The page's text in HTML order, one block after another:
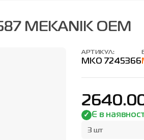
MEKANIK OEM
АРТИКУЛ:
MKO 7245366
Є в
3 шт